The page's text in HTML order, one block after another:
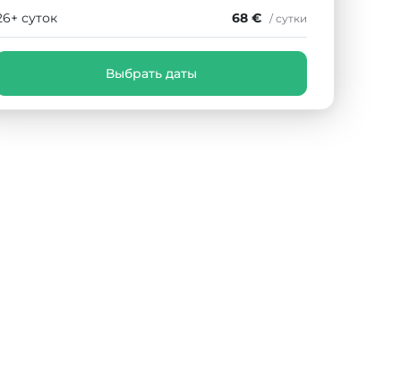
суток 68 € / сутки
Выбрать даты